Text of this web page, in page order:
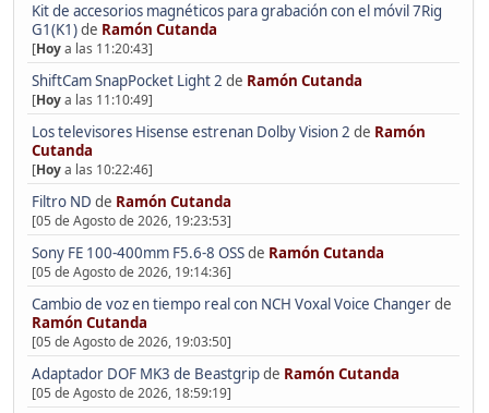
Kit de accesorios magnéticos para grabación con el móvil 7Rig
G1(K1)de Ramón Cutanda
[Hoya las 11:20:43]
ShiftCam SnapPocket Light 2 de Ramón Cutanda
[Hoya las 11:10:49]
Los televisores Hisense estrenan Dolby Vision 2 de Ramón
Cutanda
[Hoya las 10:22:46]
Filtro ND de Ramón Cutanda
[05 de Agosto de 2026, 19:23:53]
Sony FE 100-400mm F5.6-8 OSSde Ramón Cutanda
[05 de Agosto de 2026, 19:14:36]
Cambio de voz en tiempo real con NCH Voxal Voice Changerde
Ramón Cutanda
[05 de Agosto de 2026, 19:03:50]
Adaptador DOF MK3 de Beastgripde Ramón Cutanda
[05 de Agosto de 2026, 18:59:19]